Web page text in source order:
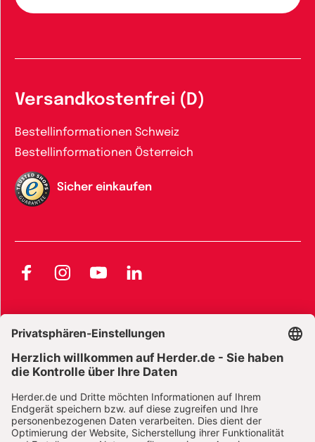
Versandkostenfrei (D)
Bestellinformationen Schweiz
Bestellinformationen Österreich
Sicher einkaufen
FacebookInstagramYouTubeLinkedIn
Widerrufsbelehrung E-Books
Widerrufsbelehrung Zeitschriften Datenschutz
Datenschutz Social Media Barrierefreiheit
Vertrag widerrufen